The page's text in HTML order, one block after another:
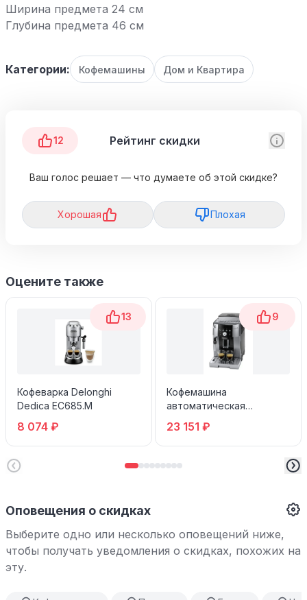
Ширина предмета 24 см
Глубина предмета 46 см
Категории: Кофемашины Дом и Квартира
12 Рейтинг скидки
Ваш голос решает — что думаете об этой скидке?
Хорошая Плохая
Оцените также
13
Кофеварка Delonghi
Dedica EC685.M
8 074 ₽
9
Кофемашина
автоматическая
ECAM250.23.SB
23 151 ₽
Оповещения о скидках
Выберите одно или несколько оповещений ниже,
чтобы получать уведомления о скидках, похожих на
эту.